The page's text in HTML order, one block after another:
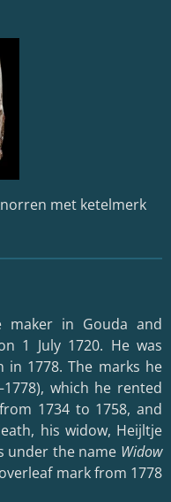
met ketelmerk
maker in Gouda and
1 July 1720. He was
1778. The marks he
which he rented
1734 to 1758, and
his widow, Heijltje
under the name Widow
mark from 1778